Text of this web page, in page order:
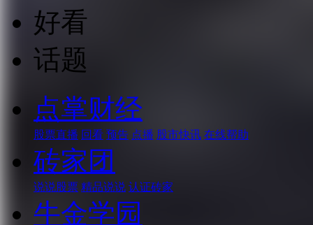
好看
话题
点掌财经
股票直播 回看 预告 点播 股市快讯 在线帮助
砖家团
说说股票 精品说说 认证砖家
牛金学园